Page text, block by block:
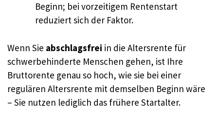
Beginn; bei vorzeitigem Rentenstart
reduziert sich der Faktor.
Wenn Sie abschlagsfrei in die Altersrente für
schwerbehinderte Menschen gehen, ist Ihre
Bruttorente genau so hoch, wie sie bei einer
regulären Altersrente mit demselben Beginn wäre
– Sie nutzen lediglich das frühere Startalter.